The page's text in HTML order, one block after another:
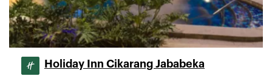
Holiday Inn Cikarang Jababeka